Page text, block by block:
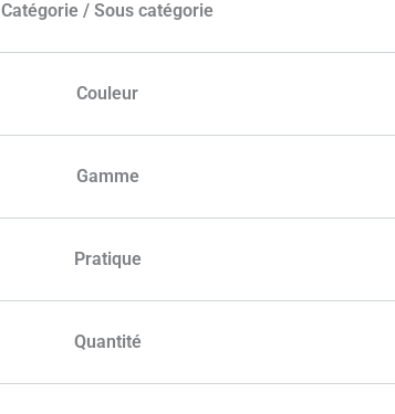
Catégorie / Sous catégorie
Couleur
Gamme
Pratique
Quantité